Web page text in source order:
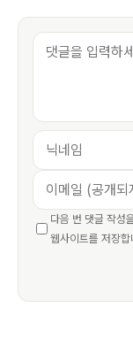
다음 번 댓글 작성
웹사이트를 저장합